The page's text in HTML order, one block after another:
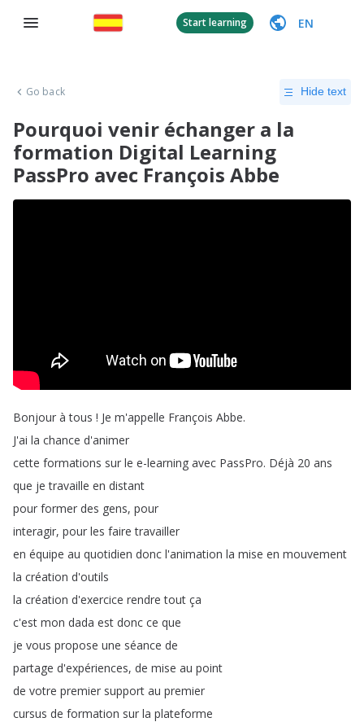
Start learning EN
Go back Hide text
Pourquoi venir échanger a la
formation Digital Learning
PassPro avec François Abbe
Bonjour à tous ! Je m'appelle François Abbe.
J'ai la chance d'animer
cette formations sur le e-learning avec PassPro. Déjà 20 ans
que je travaille en distant
pour former des gens, pour
interagir, pour les faire travailler
en équipe au quotidien donc l'animation la mise en mouvement
la création d'outils
la création d'exercice rendre tout ça
c'est mon dada est donc ce que
je vous propose une séance de
partage d'expériences, de mise au point
de votre premier support au premier
cursus de formation sur la plateforme